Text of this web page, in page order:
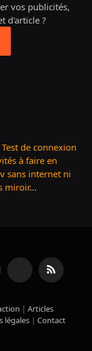
vos publicités,
d'article ?
Test de connexion
à faire en
sans internet ni
miroir...
TikTok RSS
| Articles
légales | Contact